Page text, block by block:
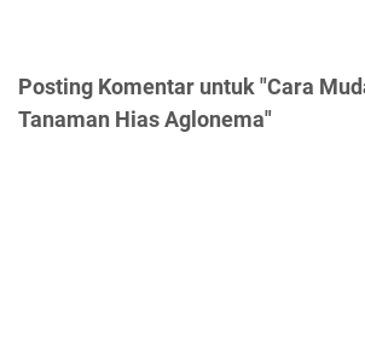
Posting Komentar untuk "Cara
Tanaman Hias Aglonema"